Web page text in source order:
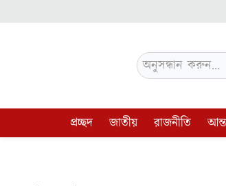
অনুসন্ধান করুন...
প্রচ্ছদ জাতীয় রাজনীতি